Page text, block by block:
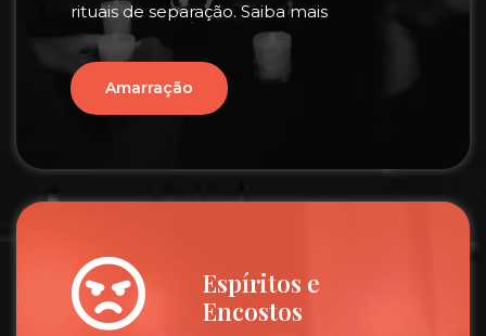
rituais de separação. Saiba mais
Amarração
Espíritos e
Encostos